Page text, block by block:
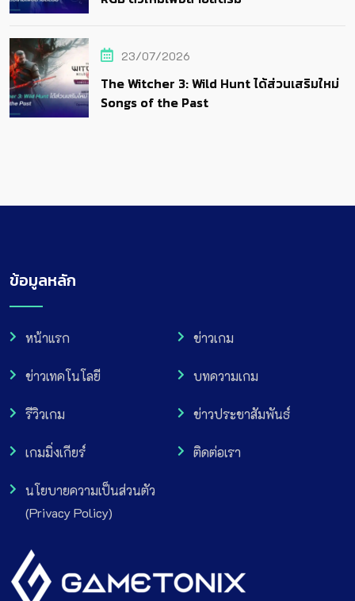
23/07/2026
The Witcher 3: Wild Hunt ได้ส่วนเสริมใหม่
Songs of the Past
ข้อมูลหลัก
หน้าแรก ข่าวเกม
ข่าวเทคโนโลยี บทความเกม
รีวิวเกม ข่าวประชาสัมพันธ์
เกมมิ่งเกียร์ ติดต่อเรา
นโยบายความเป็นส่วนตัว
(Privacy Policy)